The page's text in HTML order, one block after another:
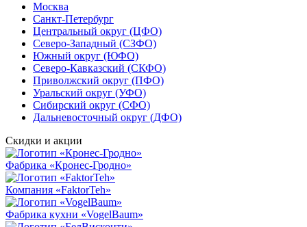
Москва
Санкт-Петербург
Центральный округ (ЦФО)
Северо-Западный (СЗФО)
Южный округ (ЮФО)
Северо-Кавказский (СКФО)
Приволжский округ (ПФО)
Уральский округ (УФО)
Сибирский округ (СФО)
Дальневосточный округ (ДФО)
Скидки и акции
Фабрика «Кронес-Гродно»
Компания «FaktorTeh»
Фабрика кухни «VogelBaum»